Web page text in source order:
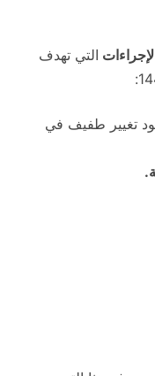
التي تهدف
تغيير طفيف في